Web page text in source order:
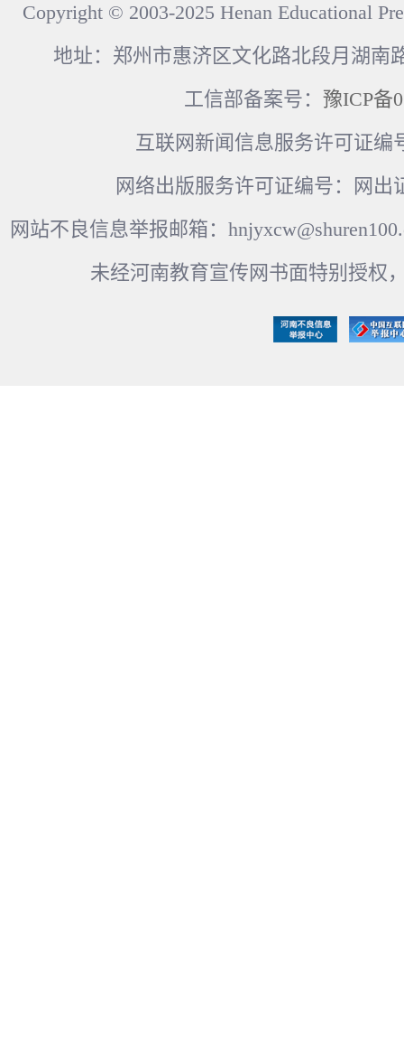
Copyright © 2003-2025 Henan Educational
地址：郑州市惠济区文化路北段月湖南
工信部备案号： 豫ICP备
互联网新闻信息服务许可证编
网络出版服务许可证编号：网出
网站不良信息举报邮箱：
未经河南教育宣传网书面特别授权